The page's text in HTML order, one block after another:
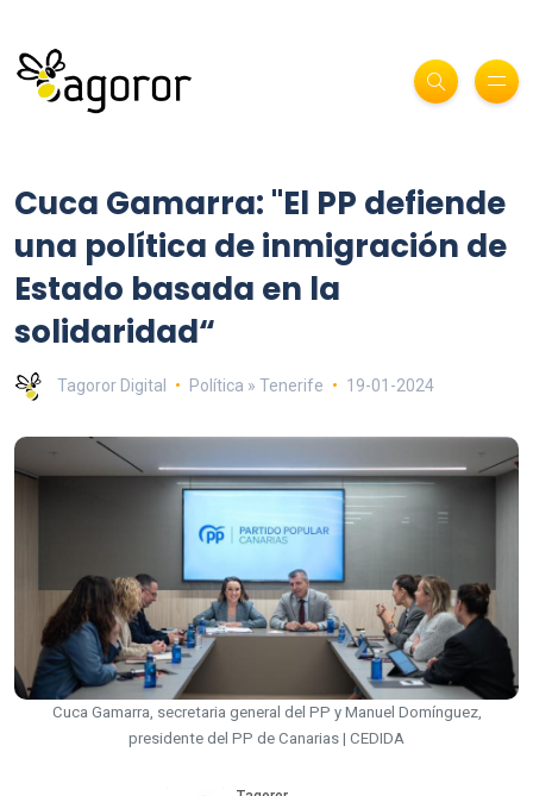
Cuca Gamarra: "El PP defiende
una política de inmigración de
Estado basada en la
solidaridad“
Tagoror Digital Política » Tenerife 19-01-2024
Cuca Gamarra, secretaria general del PP y Manuel Domínguez,
presidente del PP de Canarias | CEDIDA